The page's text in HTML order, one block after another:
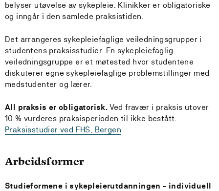
belyser utøvelse av sykepleie. Klinikker er obligatoriske
og inngår i den samlede praksistiden.
Det arrangeres sykepleiefaglige veiledningsgrupper i
studentens praksisstudier. En sykepleiefaglig
veiledningsgruppe er et møtested hvor studentene
diskuterer egne sykepleiefaglige problemstillinger med
medstudenter og lærer.
All praksis er obligatorisk. Ved fravær i praksis utover
10 % vurderes praksisperioden til ikke bestått.
Praksisstudier ved FHS, Bergen
Arbeidsformer
Studieformene i sykepleierutdanningen - individuell